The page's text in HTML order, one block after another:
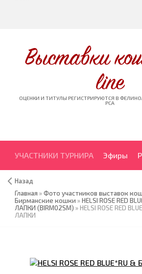
Выставки
line
ОЦЕНКИ И ТИТУЛЫ РЕГИСТРИРУЮТСЯ В
PCA
УЧАСТНИКИ ТУРНИРА Эфиры
Назад
Главная »Фото участников выставок
Бирманские кошки »HELSI ROSE RED
ЛАПКИ (BIRM02SM) » HELSI ROSE RED
ЛАПКИ